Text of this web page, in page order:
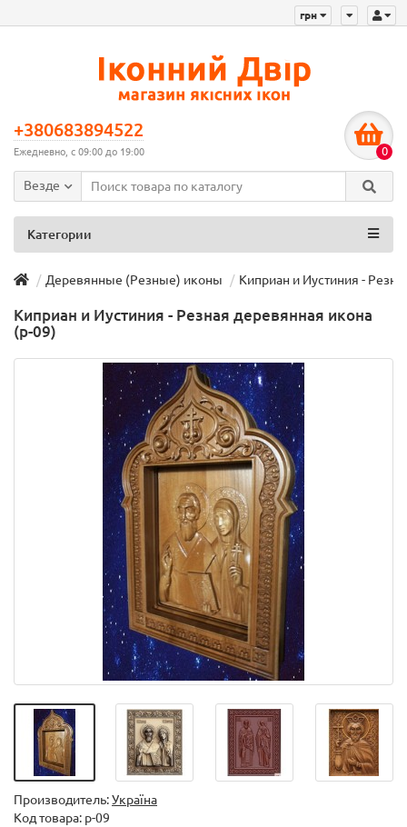
грн
+380683894522
Ежедневно, с 09:00 до 19:00 0
Везде
Категории
Деревянные (Резные) иконы Киприан и Иустиния -
Киприан и Иустиния - Резная деревянная икона
(р-09)
Производитель:Україна
Код товара: р-09